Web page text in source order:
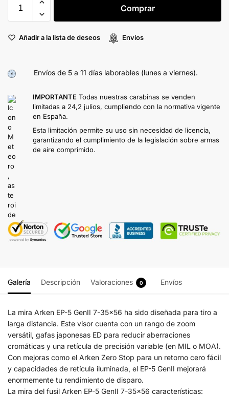
Comprar
Añadir a la lista de deseos Envíos
Envíos de 5 a 11 días laborables (lunes a viernes).
IMPORTANTE Todas nuestras carabinas se venden
limitadas a 24,2 julios, cumpliendo con la normativa vigente
en España.
Esta limitación permite su uso sin necesidad de licencia,
garantizando el cumplimiento de la legislación sobre armas
de aire comprimido.
Galería Descripción Valoraciones 0 Envíos
La mira Arken EP-5 GenII 7-35×56 ha sido diseñada para tiro a
larga distancia. Este visor cuenta con un rango de zoom
versátil, gafas japonesas ED para reducir aberraciones
cromáticas y una retícula de precisión variable (en MIL o MOA).
Con mejoras como el Arken Zero Stop para un retorno cero fácil
y capacidades de retícula iluminada, el EP-5 GenII mejorará
enormemente tu rendimiento de disparo.
La mira del fusil Arken EP-5 GenII 7-35×56 características: